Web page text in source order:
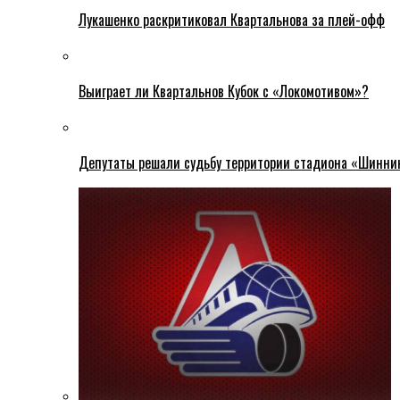
Лукашенко раскритиковал Квартальнова за плей-офф
Выиграет ли Квартальнов Кубок с «Локомотивом»?
Депутаты решали судьбу территории стадиона